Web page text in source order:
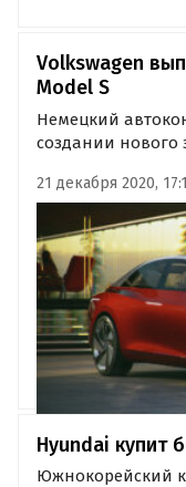
Volkswagen
Model S
Немецкий
создании нового
и кроссовером
прямым
21 декабря 2020,
Hyundai купит
Южнокорейский